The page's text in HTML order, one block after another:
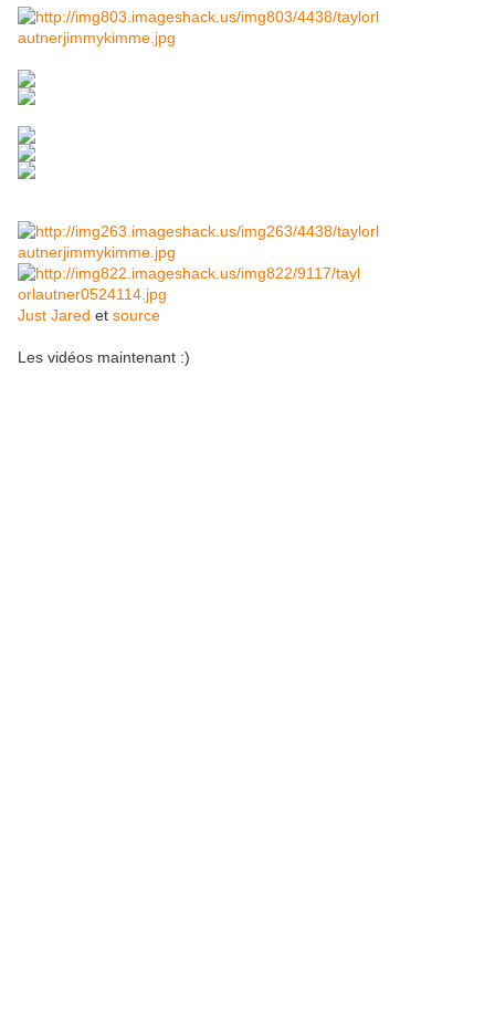
Just Jared et source
Les vidéos maintenant :)